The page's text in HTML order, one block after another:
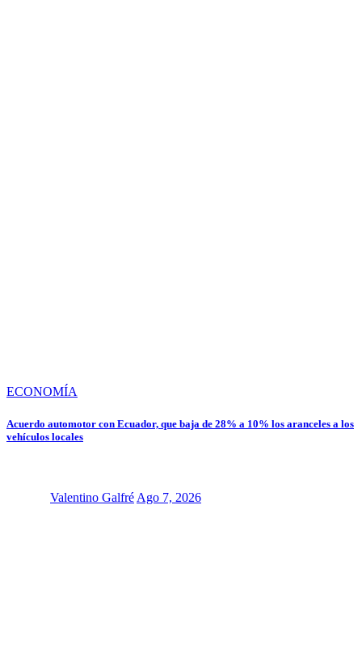
ECONOMÍA
Acuerdo automotor con Ecuador, que baja de 28% a 10% los aranceles a los
vehículos locales
Valentino Galfré Ago 7, 2026